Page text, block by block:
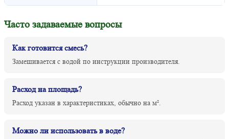
Часто задаваемые вопросы
Как готовится смесь?
Замешивается с водой по инструкции производителя.
Расход на площадь?
Расход указан в характеристиках, обычно на м².
Можно ли использовать в воде?